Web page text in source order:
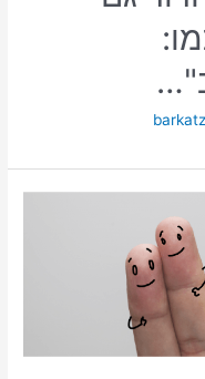
barkatz